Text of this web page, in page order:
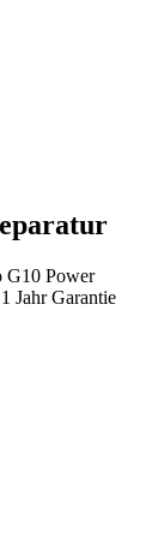
G10 Power
Jahr Garantie